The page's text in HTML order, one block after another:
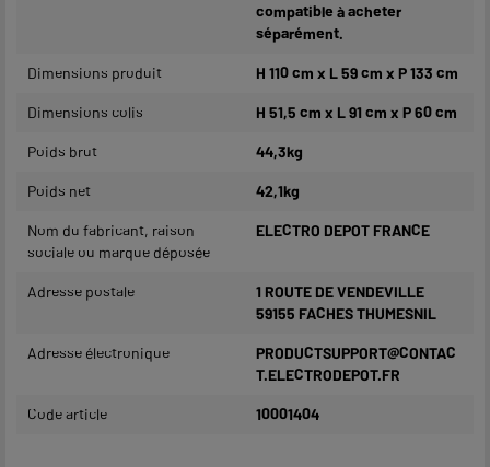
compatible à acheter
séparément.
Dimensions produit H 110 cm x L 59 cm x P 133 cm
Dimensions colis H 51,5 cm x L 91 cm x P 60 cm
Poids brut 44,3kg
Poids net 42,1kg
Nom du fabricant, raison
sociale ou marque déposée
ELECTRO DEPOT FRANCE
Adresse postale
1 ROUTE DE VENDEVILLE
59155 FACHES THUMESNIL
Adresse électronique
PRODUCTSUPPORT@CONTAC
T.ELECTRODEPOT.FR
Code article 10001404